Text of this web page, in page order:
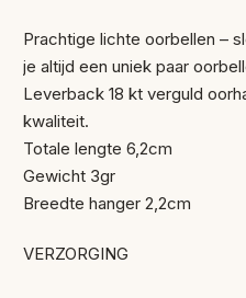
Prachtige lichte oorbellen –
je altijd een uniek paar
Leverback 18 kt verguld
kwaliteit.
Totale lengte 6,2cm
Gewicht 3gr
Breedte hanger 2,2cm
VERZORGING